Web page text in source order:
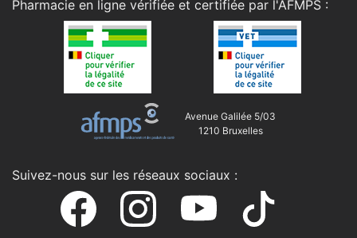
Pharmacie en ligne vérifiée et certifiée par l'AFMPS :
Avenue Galilée 5/03
1210 Bruxelles
Suivez-nous sur les réseaux sociaux :